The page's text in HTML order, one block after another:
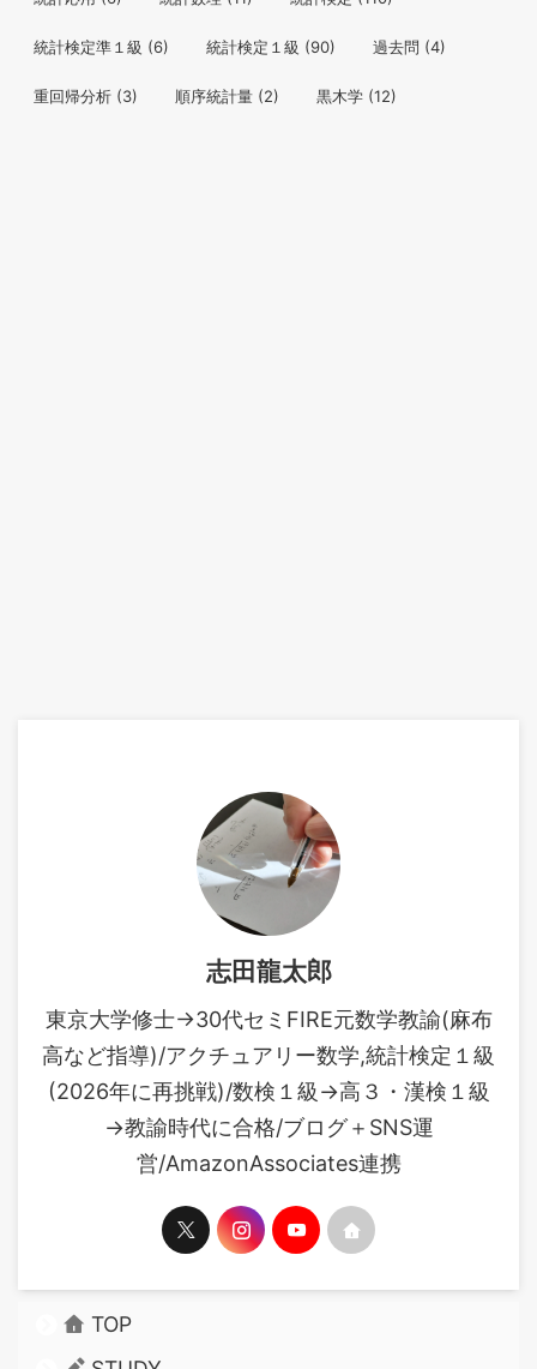
統計検定準１級 (6) 統計検定１級 (90) 過去問 (4)
重回帰分析 (3) 順序統計量 (2) 黒木学 (12)
志田龍太郎
東京大学修士→30代セミFIRE元数学教諭(麻布
高など指導)/アクチュアリー数学,統計検定１級
(2026年に再挑戦)/数検１級→高３・漢検１級
→教諭時代に合格/ブログ＋SNS運
営/AmazonAssociates連携
TOP